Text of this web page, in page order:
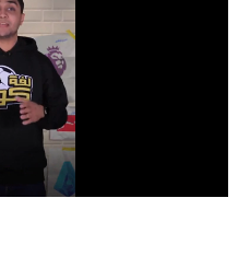
الدوري السعودي للمحترفين
دوري أبطال إفريقيا